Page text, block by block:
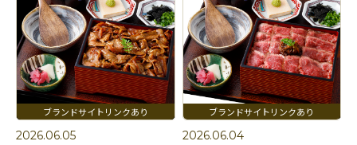
2026.06.05 2026.06.04